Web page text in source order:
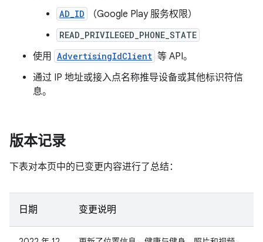
AD_ID （Google Play 服务权限）
READ_PRIVILEGED_PHONE_STATE
使用 AdvertisingIdClient 等 API。
通过 IP 地址或接入点名称推导设备或其他标识符信
息。
版本记录
下表对本页中的已变更内容进行了总结：
日期 变更说明